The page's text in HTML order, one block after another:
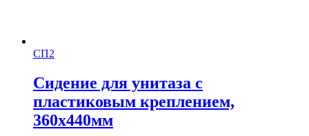
СП2
Сидение для унитаза с
пластиковым креплением,
360х440мм